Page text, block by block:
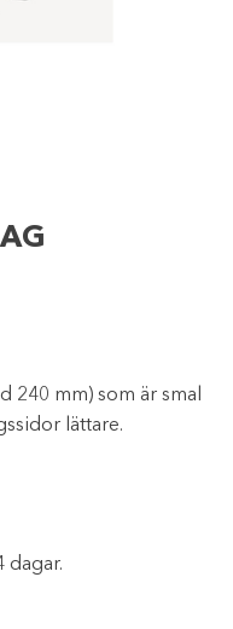
240 mm) som är smal
lättare.
dagar.